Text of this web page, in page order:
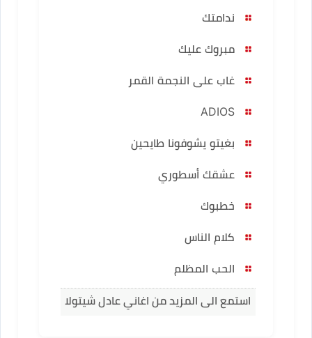
ندامتك
مبروك عليك
غاب على النجمة القمر
بغيتو يشوفونا طايحين
عشقك أسطوري
خطبوك
كلام الناس
الحب المظلم
استمع الى المزيد من اغاني عادل شيتولا